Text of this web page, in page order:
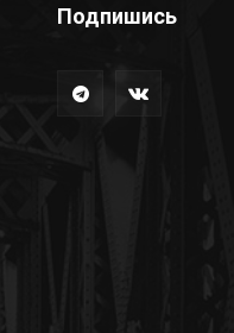
Подпишись